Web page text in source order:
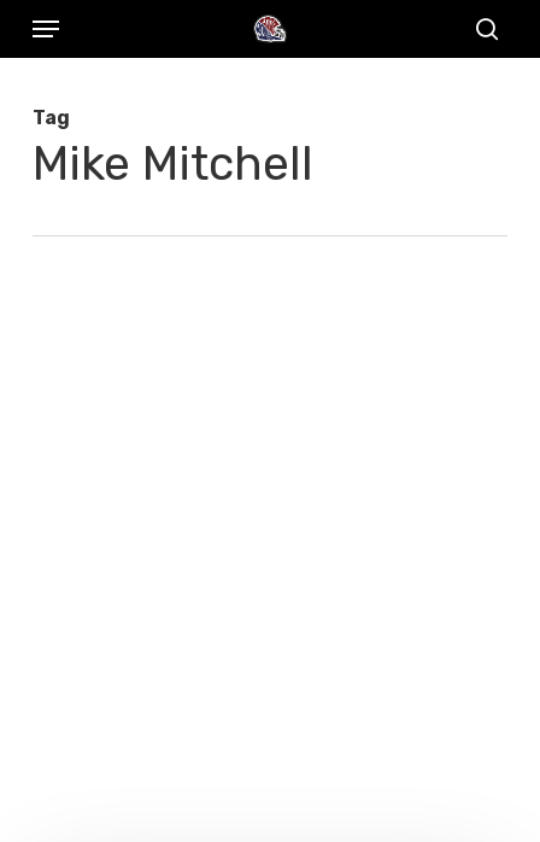
Skip
content
Menu
Tag
Mike Mitchell